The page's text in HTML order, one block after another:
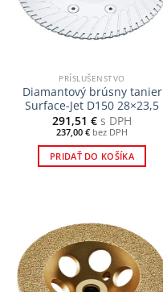
PRÍSLUŠENSTVO
Diamantový brúsny tanier
Surface-Jet D150 28×23,5
291,51 € s DPH
237,00 € bez DPH
PRIDAŤ DO KOŠÍKA